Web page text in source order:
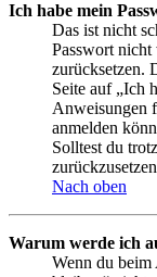
Ich habe mein
Das ist nicht
Passwort nicht
zurücksetzen.
Seite auf „Ich
Anweisungen
anmelden
Solltest du
Nach oben
Warum werde ich
Wenn du